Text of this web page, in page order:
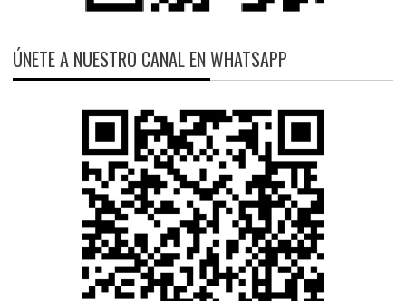
ÚNETE A NUESTRO CANAL EN WHATSAPP